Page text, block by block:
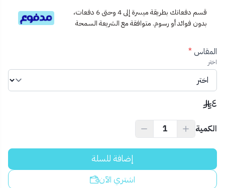
قسم دفعاتك بطريقة ميسرة إلى 4 وحتى 6 دفعات،
بدون فوائد أو رسوم. متوافقة مع الشريعة السمحة
المقاس*
اختر
٤
الكمية
إضافة للسلة
اشتري الآن